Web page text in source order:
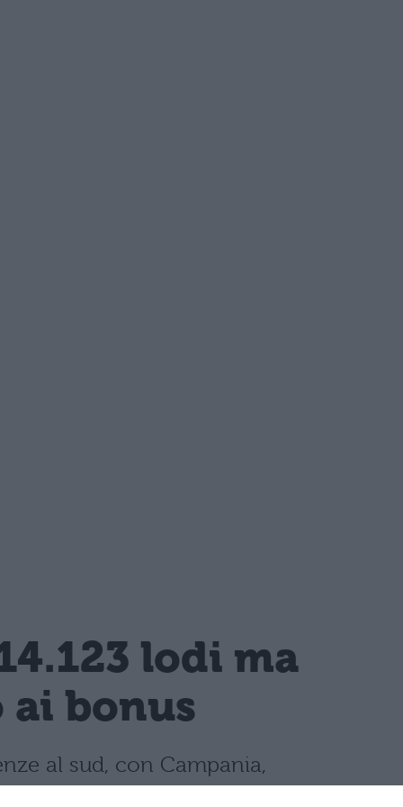
lodi ma
ai bonus
al sud, con Campania,